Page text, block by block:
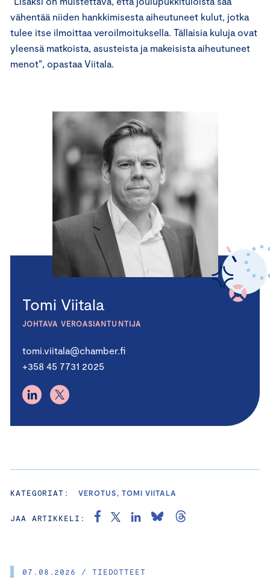
07.08.2026 / TIEDOTTEET
vähentää niiden hankkimisesta aiheutuneet kulut, jotka
tulee itse ilmoittaa veroilmoituksella. Tällaisia kuluja ovat
yleensä matkoista, asusteista ja makeisista aiheutuneet
menot”, opastaa Viitala.
Tomi Viitala
JOHTAVA VEROASIANTUNTIJA
tomi.viitala@chamber.fi
+358 45 7731 2025
KATEGORIAT: VEROTUS, TOMI VIITALA
JAA ARTIKKELI: